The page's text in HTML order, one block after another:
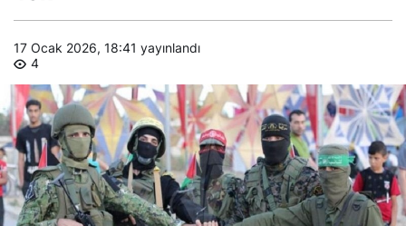
17 Ocak 2026, 18:41
yayınlandı
4